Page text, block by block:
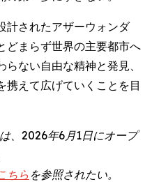
計されたアザーウォンダ
どまらず世界の主要都市へ
ない自由な精神と発見、
携えて広げていくことを目
、2026年6月1日にオープ
ちら を参照されたい。